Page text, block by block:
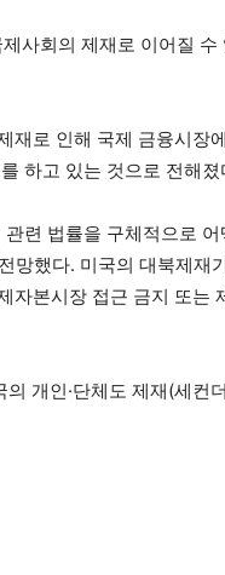
사회의 제재로 이어질 수
재로 인해 국제 금융시장
하고 있는 것으로 전해졌
련 법률을 구체적으로
망했다. 미국의 대북제재
자본시장 접근 금지 또는
개인·단체도 제재(세컨